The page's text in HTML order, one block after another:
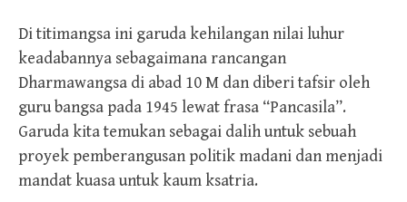
Di titimangsa ini garuda kehilangan nilai luhur
keadabannya sebagaimana rancangan
Dharmawangsa di abad 10 M dan diberi tafsir oleh
guru bangsa pada 1945 lewat frasa “Pancasila”.
Garuda kita temukan sebagai dalih untuk sebuah
proyek pemberangusan politik madani dan menjadi
mandat kuasa untuk kaum ksatria.